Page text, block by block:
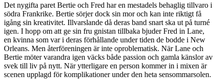
Det nygifta paret Bertie och Fred har en mestadels behaglig tillvaro i
södra Frankrike. Bertie sörjer dock sin mor och kan inte riktigt få
igång sin kreativitet. Illvarslande då deras band snart ska ut på turné
igen. I hopp om att ge sin fru gnistan tillbaka bjuder Fred in Lane,
en kvinna som var i deras förhållande under tiden de bodde i New
Orleans. Men återföreningen är inte oproblematisk. När Lane och
Bertie möter varandra igen väcks både passion och gamla känslor av
svek till liv på nytt. När ytterligare en person kommer in i mixen är
scenen upplagd för komplikationer under den heta sensommarsolen.